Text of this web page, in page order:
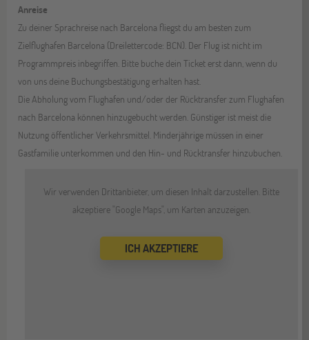
Anreise
Zu deiner Sprachreise nach Barcelona fliegst du am besten zum
Zielflughafen Barcelona (Dreilettercode: BCN). Der Flug ist nicht im
Programmpreis inbegriffen. Bitte buche dein Ticket erst dann, wenn du
von uns deine Buchungsbestätigung erhalten hast.
Die Abholung vom Flughafen und/oder der Rücktransfer zum Flughafen
nach Barcelona können hinzugebucht werden. Günstiger ist meist die
Nutzung öffentlicher Verkehrsmittel. Minderjährige müssen in einer
Gastfamilie unterkommen und den Hin- und Rücktransfer hinzubuchen.
Wir verwenden Drittanbieter, um diesen Inhalt darzustellen. Bitte
akzeptiere "Google Maps", um Karten anzuzeigen.
ICH AKZEPTIERE